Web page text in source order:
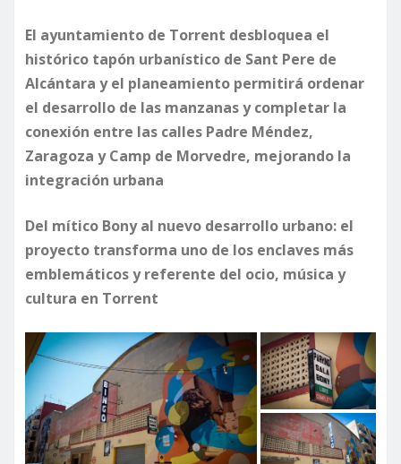
El ayuntamiento de Torrent desbloquea el
histórico tapón urbanístico de Sant Pere de
Alcántara y el planeamiento permitirá ordenar
el desarrollo de las manzanas y completar la
conexión entre las calles Padre Méndez,
Zaragoza y Camp de Morvedre, mejorando la
integración urbana
Del mítico Bony al nuevo desarrollo urbano: el
proyecto transforma uno de los enclaves más
emblemáticos y referente del ocio, música y
cultura en Torrent